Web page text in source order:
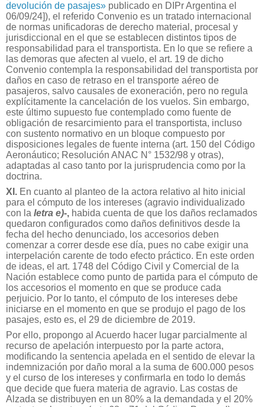
devolución de pasajes» publicado en DIPr Argentina el
06/09/24]), el referido Convenio es un tratado internacional
de normas unificadoras de derecho material, procesal y
jurisdiccional en el que se establecen distintos tipos de
responsabilidad para el transportista. En lo que se refiere a
las demoras que afecten al vuelo, el art. 19 de dicho
Convenio contempla la responsabilidad del transportista por
daños en caso de retraso en el transporte aéreo de
pasajeros, salvo causales de exoneración, pero no regula
explícitamente la cancelación de los vuelos. Sin embargo,
este último supuesto fue contemplado como fuente de
obligación de resarcimiento para el transportista, incluso
con sustento normativo en un bloque compuesto por
disposiciones legales de fuente interna (art. 150 del Código
Aeronáutico; Resolución ANAC N° 1532/98 y otras),
adaptadas al caso tanto por la jurisprudencia como por la
doctrina.
XI. En cuanto al planteo de la actora relativo al hito inicial
para el cómputo de los intereses (agravio individualizado
con la letra e)-, habida cuenta de que los daños reclamados
quedaron configurados como daños definitivos desde la
fecha del hecho denunciado, los accesorios deben
comenzar a correr desde ese día, pues no cabe exigir una
interpelación carente de todo efecto práctico. En este orden
de ideas, el art. 1748 del Código Civil y Comercial de la
Nación establece como punto de partida para el cómputo de
los accesorios el momento en que se produce cada
perjuicio. Por lo tanto, el cómputo de los intereses debe
iniciarse en el momento en que se produjo el pago de los
pasajes, esto es, el 29 de diciembre de 2019.
Por ello, propongo al Acuerdo hacer lugar parcialmente al
recurso de apelación interpuesto por la parte actora,
modificando la sentencia apelada en el sentido de elevar la
indemnización por daño moral a la suma de 600.000 pesos
y el curso de los intereses y confirmarla en todo lo demás
que decide que fuera materia de agravio. Las costas de
Alzada se distribuyen en un 80% a la demandada y el 20%